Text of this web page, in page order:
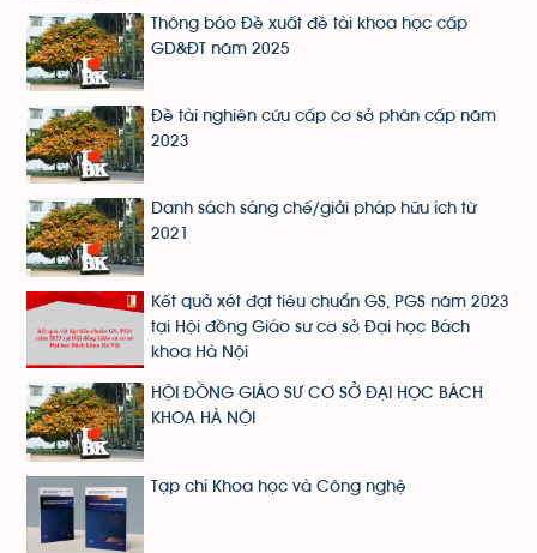
Thông báo Đề xuất đề tài khoa học cấp
GD&ĐT năm 2025
Đề tài nghiên cứu cấp cơ sở phân cấp năm
2023
Danh sách sáng chế/giải pháp hữu ích từ
2021
Kết quả xét đạt tiêu chuẩn GS, PGS năm 2023
tại Hội đồng Giáo sư cơ sở Đại học Bách
khoa Hà Nội
HỘI ĐỒNG GIÁO SƯ CƠ SỞ ĐẠI HỌC BÁCH
KHOA HÀ NỘI
Tạp chí Khoa học và Công nghệ